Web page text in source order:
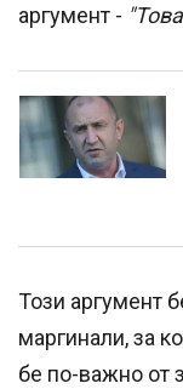
аргумент -
Този аргумент
маргинали, за
бе по-важно от